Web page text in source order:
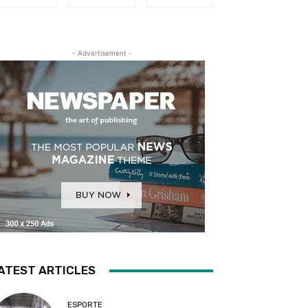
- Advertisement -
ARTICLES
ESPORTE